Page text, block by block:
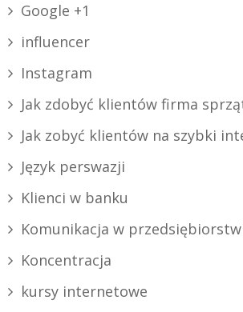
Google +1
influencer
Instagram
Jak zdobyć klientów firma
Jak zobyć klientów na szybki
Język perswazji
Klienci w banku
Komunikacja w
Koncentracja
kursy internetowe